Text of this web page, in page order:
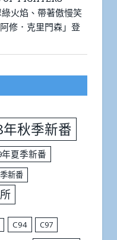
火焰、帶著傲慢笑
修．克里門森」登
秋季新番
年夏季新番
新番
C94 C97